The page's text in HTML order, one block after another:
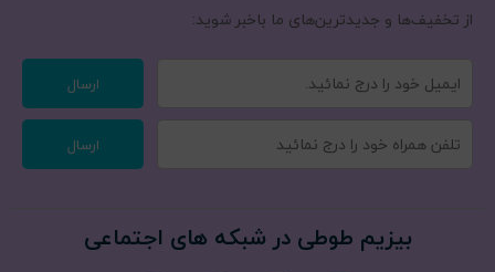
از تخفیف‌ها و جدیدترین‌های ما‌ باخبر شوید:
ارسال
ارسال
بیزیم طوطی در شبکه های اجتماعی